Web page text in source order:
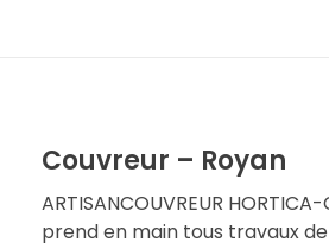
Couvreur – Royan
ARTISANCOUVREUR HORTICA-
prend en main tous travaux